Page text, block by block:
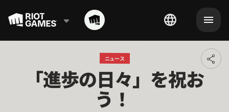
ニュース
「進歩の日々」を祝お
う！